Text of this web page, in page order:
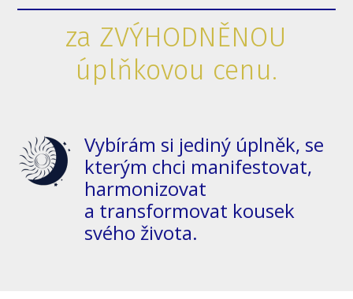
za ZVÝHODNĚNOU
úplňkovou cenu.
Vybírám si jediný úplněk, se
kterým chci manifestovat,
harmonizovat
a transformovat kousek
svého života.